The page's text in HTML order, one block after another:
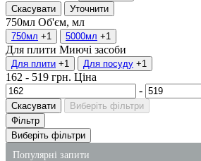
Скасувати
Уточнити
750мл Об'єм, мл
750мл +1 5000мл +1
Для плити Миючі засоби
Для плити +1 Для посуду +1
162 - 519 грн. Ціна
-
Скасувати
Виберіть фільтри
Фільтр
Виберіть фільтри
Популярні запити